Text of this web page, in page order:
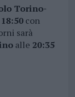
Torino-
18:50con
sarà
alle 20:35